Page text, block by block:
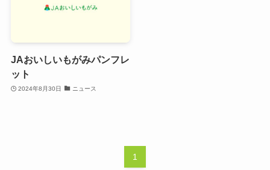
JAおいしいもがみパンフレ
ット
2024年8月30日 ニュース
1